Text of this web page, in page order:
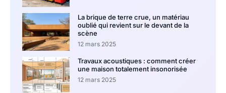
La brique de terre crue, un matériau
oublié qui revient sur le devant de la
scène
12 mars 2025
Travaux acoustiques : comment créer
une maison totalement insonorisée
12 mars 2025